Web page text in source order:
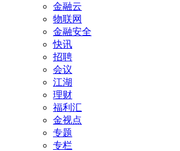
金融云
物联网
金融安全
快讯
招聘
会议
江湖
理财
福利汇
金视点
专题
专栏